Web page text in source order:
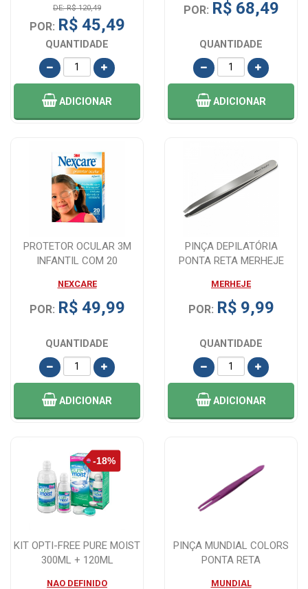
DE: R$ 120,49
POR: R$ 45,49
QUANTIDADE
ADICIONAR
POR: R$ 68,49
QUANTIDADE
ADICIONAR
PROTETOR OCULAR 3M
INFANTIL COM 20
NEXCARE
POR: R$ 49,99
QUANTIDADE
ADICIONAR
PINÇA DEPILATÓRIA
PONTA RETA MERHEJE
MERHEJE
POR: R$ 9,99
QUANTIDADE
ADICIONAR
KIT OPTI-FREE PURE MOIST
300ML + 120ML
NAO DEFINIDO
PINÇA MUNDIAL COLORS
PONTA RETA
MUNDIAL